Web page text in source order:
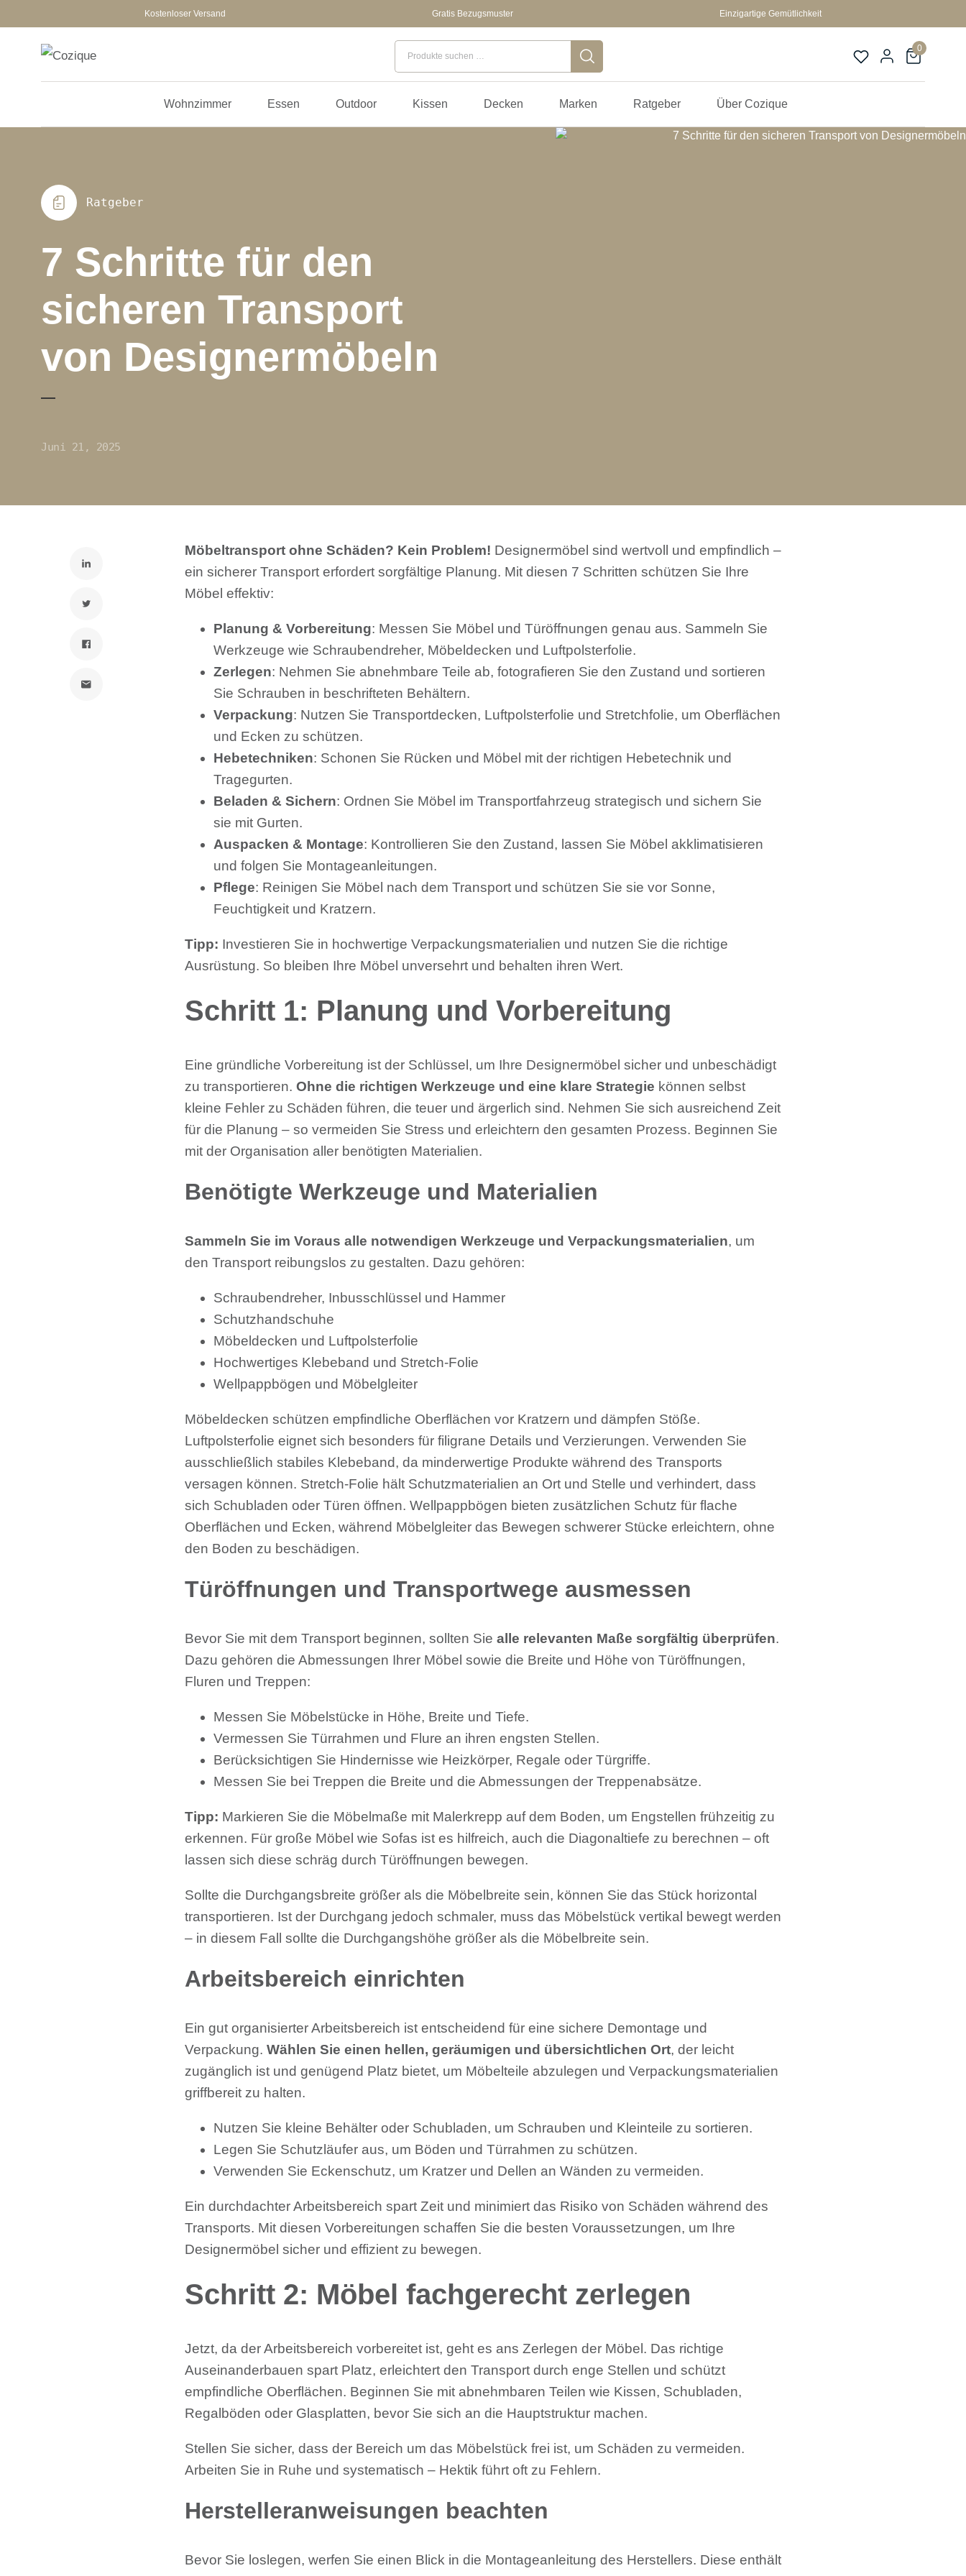
Kostenloser Versand Gratis Bezugsmuster Einzigartige Gemütlichkeit
Wohnzimmer Essen Outdoor Kissen Decken Marken Ratgeber Über Cozique
0
Ratgeber
7 Schritte für den
sicheren Transport
von Designermöbeln
Juni 21, 2025
Möbeltransport ohne Schäden? Kein Problem! Designermöbel sind wertvoll und empfindlich –
ein sicherer Transport erfordert sorgfältige Planung. Mit diesen 7 Schritten schützen Sie Ihre
Möbel effektiv:
Planung & Vorbereitung: Messen Sie Möbel und Türöffnungen genau aus. Sammeln Sie
Werkzeuge wie Schraubendreher, Möbeldecken und Luftpolsterfolie.
Zerlegen: Nehmen Sie abnehmbare Teile ab, fotografieren Sie den Zustand und sortieren
Sie Schrauben in beschrifteten Behältern.
Verpackung: Nutzen Sie Transportdecken, Luftpolsterfolie und Stretchfolie, um Oberflächen
und Ecken zu schützen.
Hebetechniken: Schonen Sie Rücken und Möbel mit der richtigen Hebetechnik und
Tragegurten.
Beladen & Sichern: Ordnen Sie Möbel im Transportfahrzeug strategisch und sichern Sie
sie mit Gurten.
Auspacken & Montage: Kontrollieren Sie den Zustand, lassen Sie Möbel akklimatisieren
und folgen Sie Montageanleitungen.
Pflege: Reinigen Sie Möbel nach dem Transport und schützen Sie sie vor Sonne,
Feuchtigkeit und Kratzern.
Tipp: Investieren Sie in hochwertige Verpackungsmaterialien und nutzen Sie die richtige
Ausrüstung. So bleiben Ihre Möbel unversehrt und behalten ihren Wert.
Schritt 1: Planung und Vorbereitung
Eine gründliche Vorbereitung ist der Schlüssel, um Ihre Designermöbel sicher und unbeschädigt
zu transportieren. Ohne die richtigen Werkzeuge und eine klare Strategie können selbst
kleine Fehler zu Schäden führen, die teuer und ärgerlich sind. Nehmen Sie sich ausreichend Zeit
für die Planung – so vermeiden Sie Stress und erleichtern den gesamten Prozess. Beginnen Sie
mit der Organisation aller benötigten Materialien.
Benötigte Werkzeuge und Materialien
Sammeln Sie im Voraus alle notwendigen Werkzeuge und Verpackungsmaterialien, um
den Transport reibungslos zu gestalten. Dazu gehören:
Schraubendreher, Inbusschlüssel und Hammer
Schutzhandschuhe
Möbeldecken und Luftpolsterfolie
Hochwertiges Klebeband und Stretch-Folie
Wellpappbögen und Möbelgleiter
Möbeldecken schützen empfindliche Oberflächen vor Kratzern und dämpfen Stöße.
Luftpolsterfolie eignet sich besonders für filigrane Details und Verzierungen. Verwenden Sie
ausschließlich stabiles Klebeband, da minderwertige Produkte während des Transports
versagen können. Stretch-Folie hält Schutzmaterialien an Ort und Stelle und verhindert, dass
sich Schubladen oder Türen öffnen. Wellpappbögen bieten zusätzlichen Schutz für flache
Oberflächen und Ecken, während Möbelgleiter das Bewegen schwerer Stücke erleichtern, ohne
den Boden zu beschädigen.
Türöffnungen und Transportwege ausmessen
Bevor Sie mit dem Transport beginnen, sollten Sie alle relevanten Maße sorgfältig überprüfen.
Dazu gehören die Abmessungen Ihrer Möbel sowie die Breite und Höhe von Türöffnungen,
Fluren und Treppen:
Messen Sie Möbelstücke in Höhe, Breite und Tiefe.
Vermessen Sie Türrahmen und Flure an ihren engsten Stellen.
Berücksichtigen Sie Hindernisse wie Heizkörper, Regale oder Türgriffe.
Messen Sie bei Treppen die Breite und die Abmessungen der Treppenabsätze.
Tipp: Markieren Sie die Möbelmaße mit Malerkrepp auf dem Boden, um Engstellen frühzeitig zu
erkennen. Für große Möbel wie Sofas ist es hilfreich, auch die Diagonaltiefe zu berechnen – oft
lassen sich diese schräg durch Türöffnungen bewegen.
Sollte die Durchgangsbreite größer als die Möbelbreite sein, können Sie das Stück horizontal
transportieren. Ist der Durchgang jedoch schmaler, muss das Möbelstück vertikal bewegt werden
– in diesem Fall sollte die Durchgangshöhe größer als die Möbelbreite sein.
Arbeitsbereich einrichten
Ein gut organisierter Arbeitsbereich ist entscheidend für eine sichere Demontage und
Verpackung. Wählen Sie einen hellen, geräumigen und übersichtlichen Ort, der leicht
zugänglich ist und genügend Platz bietet, um Möbelteile abzulegen und Verpackungsmaterialien
griffbereit zu halten.
Nutzen Sie kleine Behälter oder Schubladen, um Schrauben und Kleinteile zu sortieren.
Legen Sie Schutzläufer aus, um Böden und Türrahmen zu schützen.
Verwenden Sie Eckenschutz, um Kratzer und Dellen an Wänden zu vermeiden.
Ein durchdachter Arbeitsbereich spart Zeit und minimiert das Risiko von Schäden während des
Transports. Mit diesen Vorbereitungen schaffen Sie die besten Voraussetzungen, um Ihre
Designermöbel sicher und effizient zu bewegen.
Schritt 2: Möbel fachgerecht zerlegen
Jetzt, da der Arbeitsbereich vorbereitet ist, geht es ans Zerlegen der Möbel. Das richtige
Auseinanderbauen spart Platz, erleichtert den Transport durch enge Stellen und schützt
empfindliche Oberflächen. Beginnen Sie mit abnehmbaren Teilen wie Kissen, Schubladen,
Regalböden oder Glasplatten, bevor Sie sich an die Hauptstruktur machen.
Stellen Sie sicher, dass der Bereich um das Möbelstück frei ist, um Schäden zu vermeiden.
Arbeiten Sie in Ruhe und systematisch – Hektik führt oft zu Fehlern.
Herstelleranweisungen beachten
Bevor Sie loslegen, werfen Sie einen Blick in die Montageanleitung des Herstellers. Diese enthält